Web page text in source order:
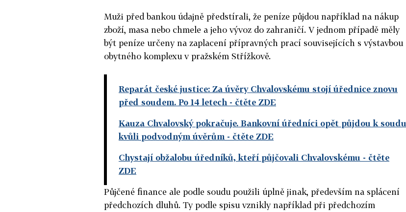
Muži před bankou údajně předstírali, že peníze půjdou například na nákup
zboží, masa nebo chmele a jeho vývoz do zahraničí. V jednom případě měly
být peníze určeny na zaplacení přípravných prací souvisejících s výstavbou
obytného komplexu v pražském Střížkově.
Reparát české justice: Za úvěry Chvalovskému stojí úřednice znovu
před soudem. Po 14 letech - čtěte ZDE
Kauza Chvalovský pokračuje. Bankovní úředníci opět půjdou k soudu
kvůli podvodným úvěrům - čtěte ZDE
Chystají obžalobu úředníků, kteří půjčovali Chvalovskému - čtěte
ZDE
Půjčené finance ale podle soudu použili úplně jinak, především na splácení
předchozích dluhů. Ty podle spisu vznikly například při předchozím